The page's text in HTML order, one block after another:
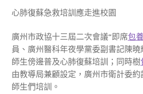
心肺復蘇急救培訓應走進校園
廣州市政協十三屆二次會議“即席包
員、廣州醫科年夜學黨委副書記陳
師生傍邊普及心肺復蘇培訓；同時樹
由教導局兼顧設定，廣州市衛計委
師生們培訓。